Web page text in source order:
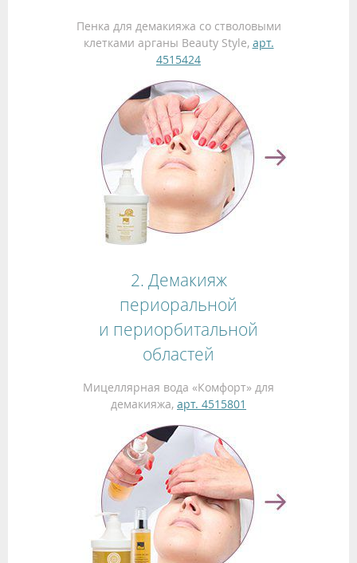
Пенка для демакияжа со стволовыми
клетками арганы Beauty Style, арт.
4515424
2. Демакияж
периоральной
и периорбитальной
областей
Мицеллярная вода «Комфорт» для
демакияжа, арт. 4515801